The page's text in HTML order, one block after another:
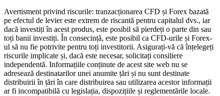
Avertisment privind riscurile: tranzacționarea CFD și Forex bazată
pe efectul de levier este extrem de riscantă pentru capitalul dvs., iar
dacă investiți în acest produs, este posibil să pierdeți o parte din sau
toți banii investiți. În consecință, este posibil ca CFD-urile și Forex-
ul să nu fie potrivite pentru toți investitorii. Asigurați-vă că înțelegeți
riscurile implicate și, dacă este necesar, solicitați consiliere
independentă. Informațiile conținute de acest site web nu se
adresează destinatarilor unei anumite țări și nu sunt destinate
distribuirii în țări în care distribuirea sau utilizarea acestor informații
ar fi incompatibilă cu legislația, dispozițiile și reglementările locale.